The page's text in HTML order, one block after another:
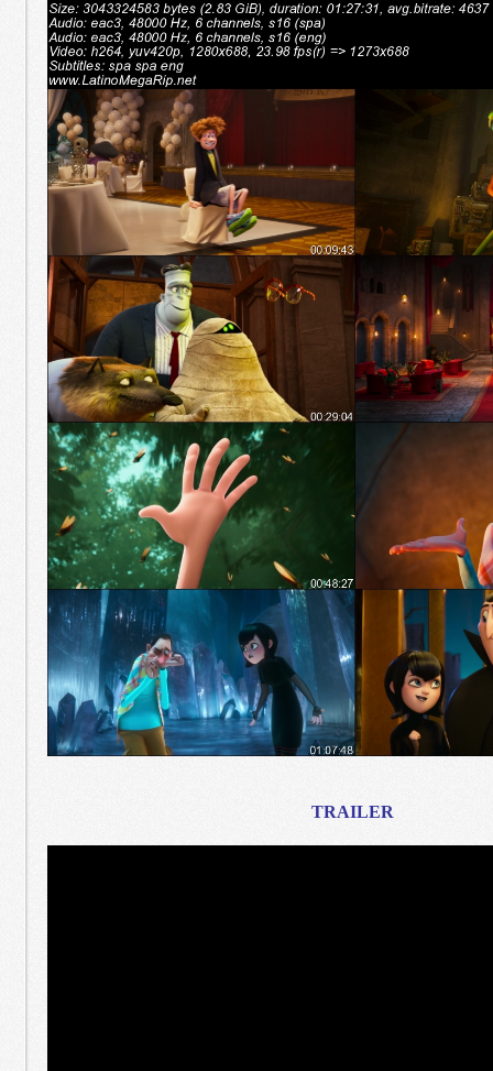
TRAILER